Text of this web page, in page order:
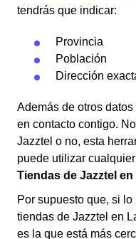
tendrás que indicar:
Provincia
Población
Dirección
Además de otros
en contacto contigo.
Jazztel o no, esta
puede utilizar
Tiendas de Jazztel
Por supuesto que, si
tiendas de Jazztel en
es la que está más